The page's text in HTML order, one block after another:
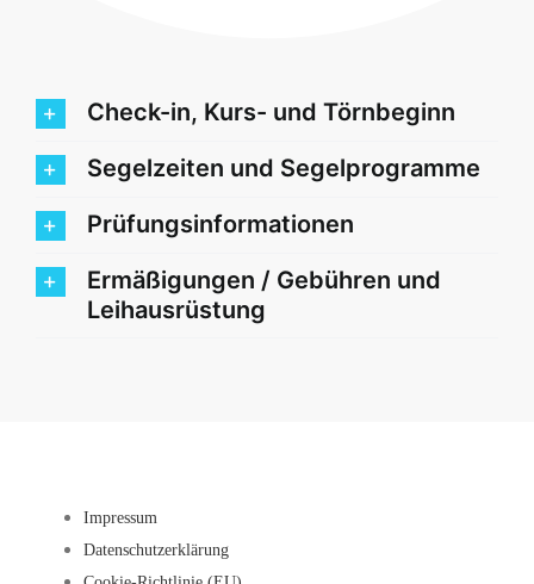
Check-in, Kurs- und Törnbeginn
Segelzeiten und Segelprogramme
Prüfungsinformationen
Ermäßigungen / Gebühren und
Leihausrüstung
Impressum
Datenschutzerklärung